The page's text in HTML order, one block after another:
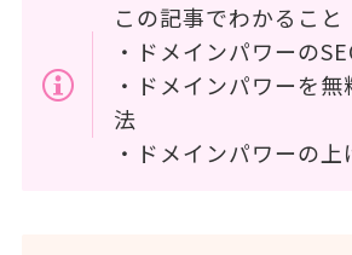
この記事でわかること
・ドメインパワーの
・ドメインパワーを
法
・ドメインパワーの上